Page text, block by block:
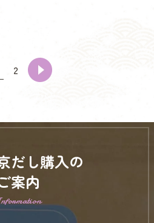
2
だし購入の
案内